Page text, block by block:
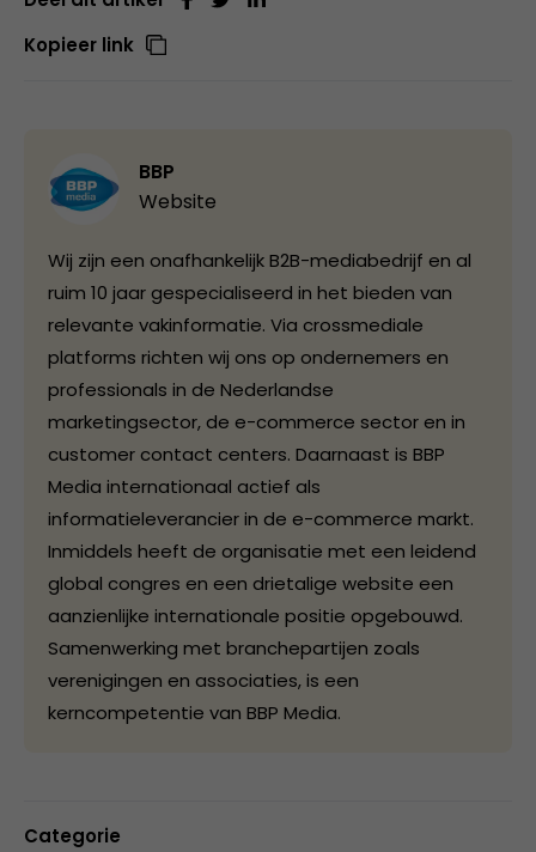
Kopieer link
BBP
Website
Wij zijn een onafhankelijk B2B-mediabedrijf en al
ruim 10 jaar gespecialiseerd in het bieden van
relevante vakinformatie. Via crossmediale
platforms richten wij ons op ondernemers en
professionals in de Nederlandse
marketingsector, de e-commerce sector en in
customer contact centers. Daarnaast is BBP
Media internationaal actief als
informatieleverancier in de e-commerce markt.
Inmiddels heeft de organisatie met een leidend
global congres en een drietalige website een
aanzienlijke internationale positie opgebouwd.
Samenwerking met branchepartijen zoals
verenigingen en associaties, is een
kerncompetentie van BBP Media.
Categorie